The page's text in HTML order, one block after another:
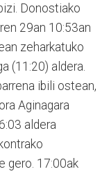
Donostiako
29an 10:53an
zeharkatuko
(11:20) aldera.
ibili ostean,
Aginagara
aldera
gero. 17:00ak